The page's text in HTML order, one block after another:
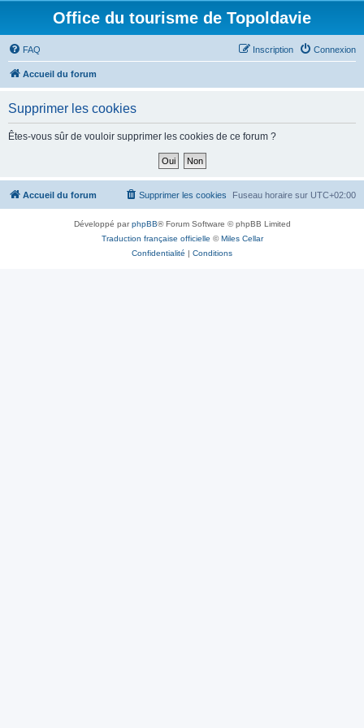
Office du tourisme de Topoldavie
FAQ Connexion
Inscription
Accueil du forum
Supprimer les cookies
Êtes-vous sûr de vouloir supprimer les cookies de ce forum ?
Accueil du forum Fuseau horaire sur UTC+02:00
Supprimer les cookies
Développé parphpBB® Forum Software © phpBB Limited
Traduction française officielle ©Miles Cellar
Confidentialité | Conditions